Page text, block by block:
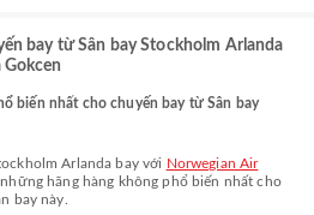
bay từ Sân bay Stockholm Arlanda
Gokcen
biến nhất cho chuyến bay từ Sân bay
Arlanda bay với Norwegian Air
, những hãng hàng không phổ biến nhất cho
bay này.